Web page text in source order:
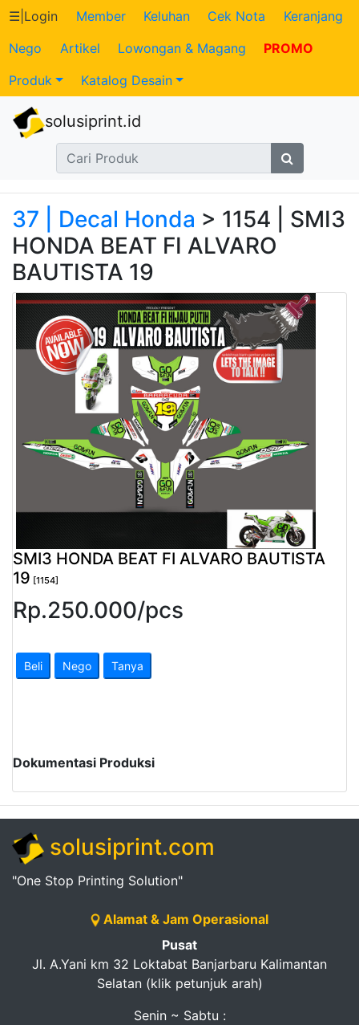
Katalog
Produk
Petugas
Transaksi
Tagihan
Berjalan
Pembayaran
Pendapatan
Ganti
Password
Logout
☰ Login Member Keluhan Cek Nota
Keranjang
Nego
Artikel Lowongan & Magang
PROMO
Produk
Katalog Desain
solusiprint.id
37 | Decal Honda > 1154 | SMI3
HONDA BEAT FI ALVARO
BAUTISTA 19
SMI3 HONDA BEAT FI ALVARO BAUTISTA
19 [1154]
Rp.250.000/pcs
Beli Nego Tanya
Dokumentasi Produksi
solusiprint.com
"One Stop Printing Solution"
Alamat & Jam Operasional
Pusat
Jl. A.Yani km 32 Loktabat Banjarbaru Kalimantan
Selatan (klik petunjuk arah)
Senin ~ Sabtu :